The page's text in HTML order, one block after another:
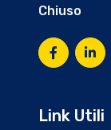
Chiuso
Link Utili